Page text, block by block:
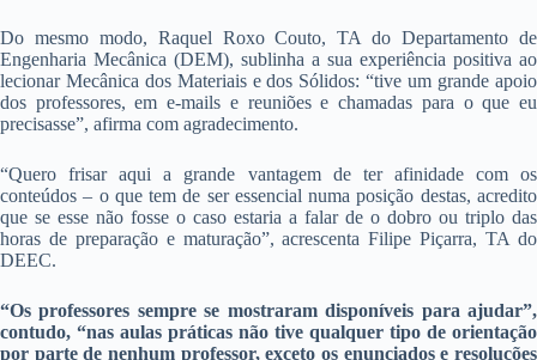
Do mesmo modo, Raquel Roxo Couto, TA do Departamento de
Engenharia Mecânica (DEM), sublinha a sua experiência positiva ao
lecionar Mecânica dos Materiais e dos Sólidos: “tive um grande apoio
dos professores, em e-mails e reuniões e chamadas para o que eu
precisasse”, afirma com agradecimento.
“Quero frisar aqui a grande vantagem de ter afinidade com os
conteúdos – o que tem de ser essencial numa posição destas, acredito
que se esse não fosse o caso estaria a falar de o dobro ou triplo das
horas de preparação e maturação”, acrescenta Filipe Piçarra, TA do
DEEC.
“Os professores sempre se mostraram disponíveis para ajudar”,
contudo, “nas aulas práticas não tive qualquer tipo de orientação
por parte de nenhum professor, exceto os enunciados e resoluções